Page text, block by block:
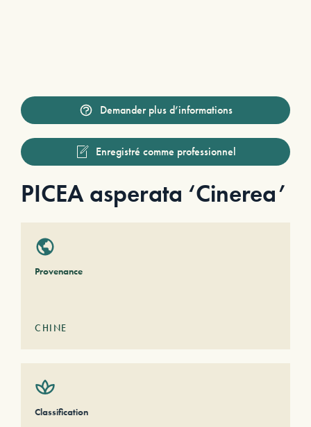
Demander plus d’informations
Enregistré comme professionnel
PICEA asperata ‘Cinerea’
Provenance
CHINE
Classification